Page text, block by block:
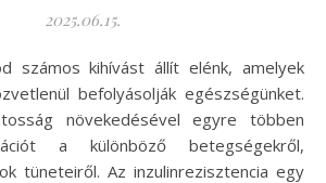
2025.06.15.
befolyásolják egészségünket.
növekedésével egyre többen
a különböző betegségekről,
tüneteiről. Az inzulinrezisztencia egy